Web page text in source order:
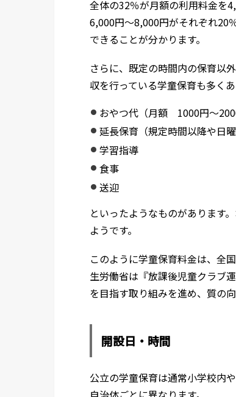
全体の32％が月額の利用料金を
6,000円～8,000円がそれぞれ20
できることが分かります。
さらに、既定の時間内の保育以
収を行っている学童保育も多く
おやつ代（月額 1000円～
延長保育（規定時間以降や日曜
学習指導
食事
送迎
といったようなものがあります
ようです。
このように学童保育料金は、全
生労働省は『放課後児童クラブ
を目指す取り組みを進め、質の
開設日・時間
公立の学童保育は通常小学校内